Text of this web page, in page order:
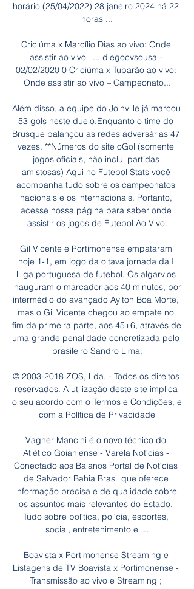
horário (25/04/2022) 28 janeiro 2024 há 22
horas ...
Criciúma x Marcílio Dias ao vivo: Onde
assistir ao vivo –... diegocvsousa -
02/02/2020 0 Criciúma x Tubarão ao vivo:
Onde assistir ao vivo – Campeonato...
Além disso, a equipe do Joinville já marcou
53 gols neste duelo.Enquanto o time do
Brusque balançou as redes adversárias 47
vezes. **Números do site oGol (somente
jogos oficiais, não inclui partidas
amistosas) Aqui no Futebol Stats você
acompanha tudo sobre os campeonatos
nacionais e os internacionais. Portanto,
acesse nossa página para saber onde
assistir os jogos de Futebol Ao Vivo.
Gil Vicente e Portimonense empataram
hoje 1-1, em jogo da oitava jornada da I
Liga portuguesa de futebol. Os algarvios
inauguram o marcador aos 40 minutos, por
intermédio do avançado Aylton Boa Morte,
mas o Gil Vicente chegou ao empate no
fim da primeira parte, aos 45+6, através de
uma grande penalidade concretizada pelo
brasileiro Sandro Lima.
© 2003-2018 ZOS, Lda. - Todos os direitos
reservados. A utilização deste site implica
o seu acordo com o Termos e Condições, e
com a Política de Privacidade
Vagner Mancini é o novo técnico do
Atlético Goianiense - Varela Notícias -
Conectado aos Baianos Portal de Notícias
de Salvador Bahia Brasil que oferece
informação precisa e de qualidade sobre
os assuntos mais relevantes do Estado.
Tudo sobre política, polícia, esportes,
social, entretenimento e …
Boavista x Portimonense Streaming e
Listagens de TV Boavista x Portimonense -
Transmissão ao vivo e Streaming ;